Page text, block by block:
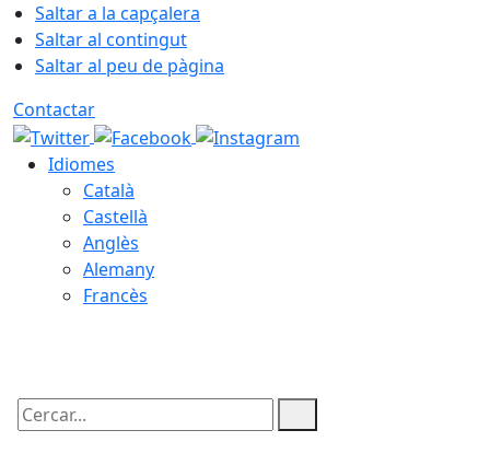
Saltar a la capçalera
Saltar al contingut
Saltar al peu de pàgina
Contactar
Idiomes
Català
Castellà
Anglès
Alemany
Francès
Cercar: